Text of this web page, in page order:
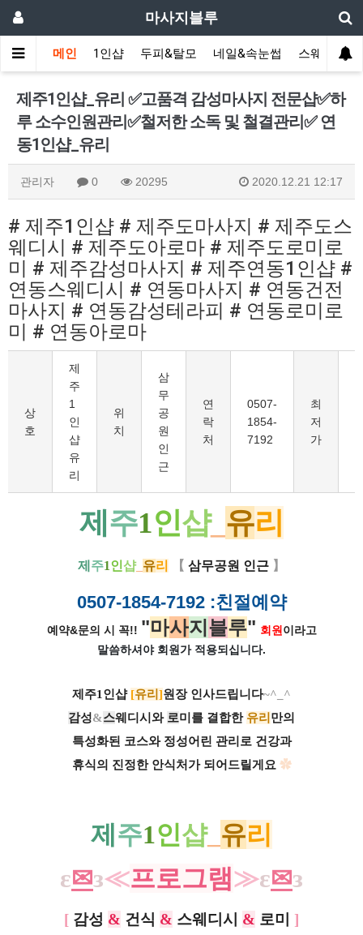
마사지블루
메인 1인샵 두피&탈모 네일&속눈썹 스웨디시(
제주1인샵_유리 ✅고품격 감성마사지 전문샵✅하
루 소수인원관리✅철저한 소독 및 철결관리✅ 연
동1인샵_유리
관리자 0 20295 2020.12.21 12:17
# 제주1인샵 # 제주도마사지 # 제주도스
웨디시 # 제주도아로마 # 제주도로미로
미 # 제주감성마사지 # 제주연동1인샵 #
연동스웨디시 # 연동마사지 # 연동건전
마사지 # 연동감성테라피 # 연동로미로
미 # 연동아로마
상
호
제
주
1
인
샵
유
리
위
치
삼
무
공
원
인
근
연
락
처
0507-
1854-
7192
최
저
가
제 주1인샵_ 유리
제 주1인샵_ 유리 【 삼무공원 인근 】
0507-1854-7192:친절예약
예약&문의 시 꼭!! "마사지 블루" 회원 이라고
말씀하셔야 회원가 적용되십니다.
제주1인샵 [유리 ]원장 인사드립니다~^_^
감성&스웨디시와 로미를 결합한 유리 만의
특성화된 코스와 정성어린 관리로 건강과
휴식의 진정한 안식처가 되어드릴게요 ✿
제 주1인샵_ 유리
ε✉з≪프로그램≫ε✉з
[ 감성 & 건식 & 스웨디시 & 로미 ]